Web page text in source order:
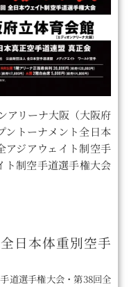
アリーナ大阪（大阪府
ントーナメント全日本
アジアウェイト制空手
ト制空手道選手権大会
日本体重別空手
道選手権大会・第38回全